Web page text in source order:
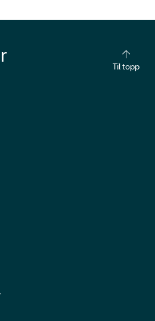
Til topp